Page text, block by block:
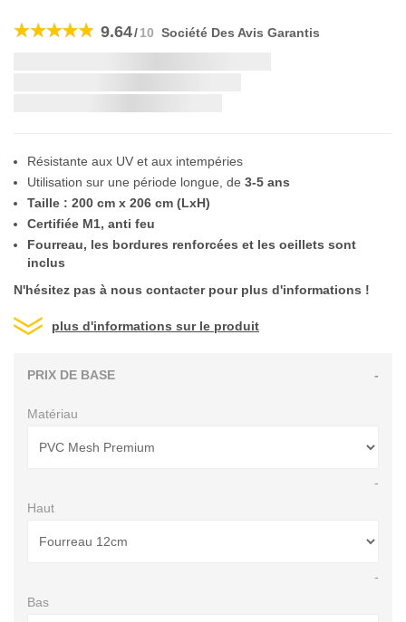
to
9.64/10 Société Des Avis Garantis
Résistante aux UV et aux intempéries
Utilisation sur une période longue, de 3-5 ans
Taille : 200 cm x 206 cm (LxH)
Certifiée M1, anti feu
Fourreau, les bordures renforcées et les oeillets sont
inclus
N'hésitez pas à nous contacter pour plus d'informations !
plus d'informations sur le produit
PRIX DE BASE -
Matériau
-
Haut
-
Bas